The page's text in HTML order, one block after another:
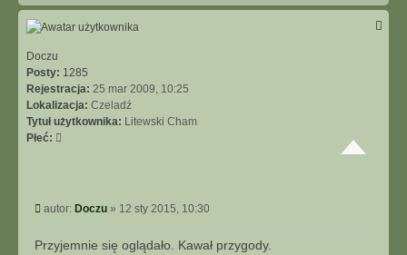
ę
z
r
.
W
i
l
s
g
ó
Doczu
Posty: 1285
Rejestracja: 25 mar 2009, 10:25
Lokalizacja: Czeladź
Tytuł użytkownika: Litewski Cham
Płeć:
P
s
autor: Doczu » 12 sty 2015, 10:30
Przyjemnie się oglądało. Kawał przygody.